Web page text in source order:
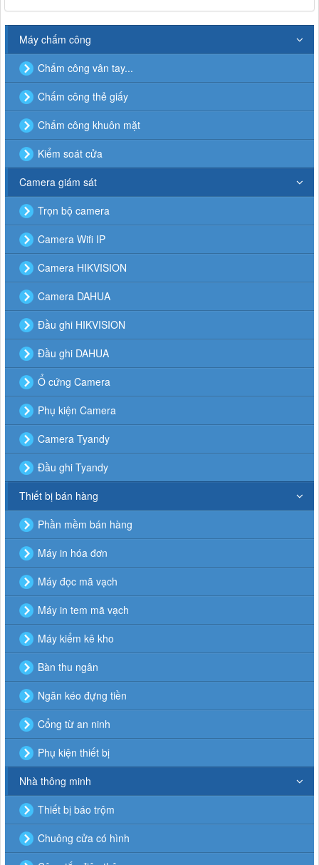
Máy chấm công
Chấm công vân tay...
Chấm công thẻ giấy
Chấm công khuôn mặt
Kiểm soát cửa
Camera giám sát
Trọn bộ camera
Camera Wifi IP
Camera HIKVISION
Camera DAHUA
Đầu ghi HIKVISION
Đầu ghi DAHUA
Ổ cứng Camera
Phụ kiện Camera
Camera Tyandy
Đầu ghi Tyandy
Thiết bị bán hàng
Phần mềm bán hàng
Máy in hóa đơn
Máy đọc mã vạch
Máy in tem mã vạch
Máy kiểm kê kho
Bàn thu ngân
Ngăn kéo đựng tiền
Cổng từ an ninh
Phụ kiện thiết bị
Nhà thông minh
Thiết bị báo trộm
Chuông cửa có hình